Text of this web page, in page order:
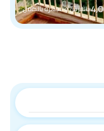
بالفرش والاجهزه بالكامل